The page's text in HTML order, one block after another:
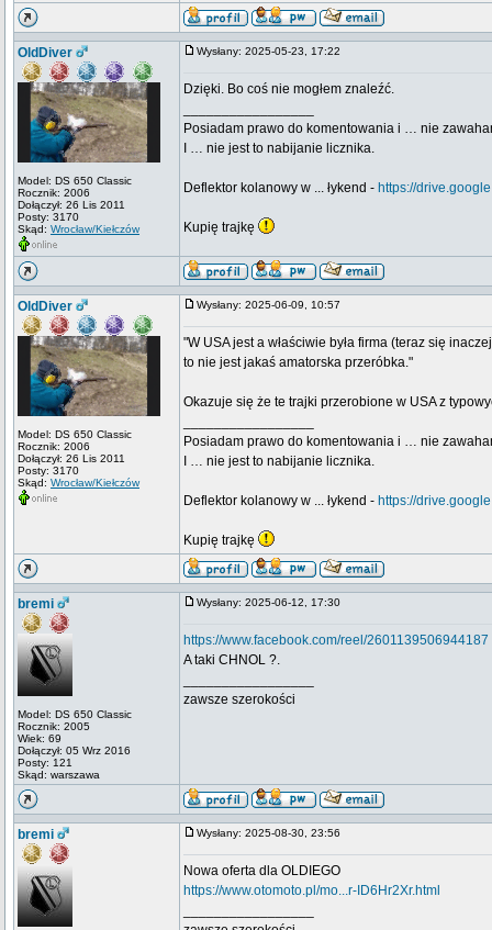
OldDiver
Model: DS 650 Classic
Rocznik: 2006
Dołączył: 26 Lis 2011
Posty: 3170
Skąd: Wrocław/Kiełczów
Wysłany: 2025-05-23, 17:22
Dzięki. Bo coś nie mogłem znaleźć.
Posiadam prawo do komentowania i … nie
I … nie jest to nabijanie licznika.
Deflektor kolanowy w ... łykend - https://
Kupię trajkę
OldDiver
Model: DS 650 Classic
Rocznik: 2006
Dołączył: 26 Lis 2011
Posty: 3170
Skąd: Wrocław/Kiełczów
Wysłany: 2025-06-09, 10:57
"W USA jest a właściwie była firma (teraz się
to nie jest jakaś amatorska przeróbka."
Okazuje się że te trajki przerobione w USA z
Posiadam prawo do komentowania i … nie
I … nie jest to nabijanie licznika.
Deflektor kolanowy w ... łykend - https://
Kupię trajkę
bremi
Model: DS 650 Classic
Rocznik: 2005
Wiek: 69
Dołączył: 05 Wrz 2016
Posty: 121
Skąd: warszawa
Wysłany: 2025-06-12, 17:30
https://www.facebook.com/reel/2601139506944187
A taki CHNOL ?.
zawsze szerokości
bremi Wysłany: 2025-08-30, 23:56
Nowa oferta dla OLDIEGO
https://www.otomoto.pl/mo...r-ID6Hr2Xr.html